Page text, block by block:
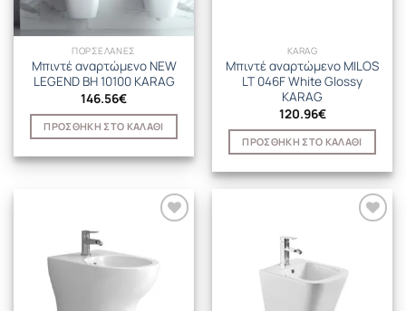
ΠΟΡΣΕΛΑΝΕΣ
Μπιντέ αναρτώμενο NEW
LEGEND BH 10100 KARAG
146.56€
ΠΡΟΣΘΉΚΗ ΣΤΟ ΚΑΛΆΘΙ
KARAG
Μπιντέ αναρτώμενο MILOS
LT 046F White Glossy
KARAG
120.96€
ΠΡΟΣΘΉΚΗ ΣΤΟ ΚΑΛΆΘΙ